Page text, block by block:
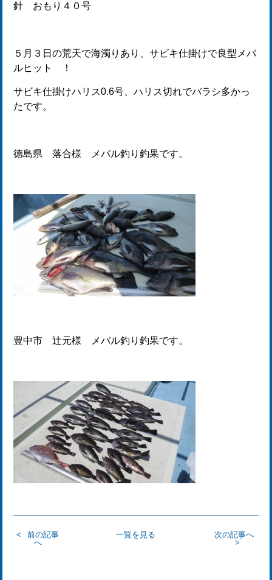
針 おもり４０号
５月３日の荒天で海濁りあり、サビキ仕掛けで良型メバ
ルヒット ！
サビキ仕掛けハリス0.6号、ハリス切れでバラシ多かっ
たです。
徳島県 落合様 メバル釣り釣果です。
豊中市 辻元様 メバル釣り釣果です。
前の記事
へ
一覧を見る 次の記事へ